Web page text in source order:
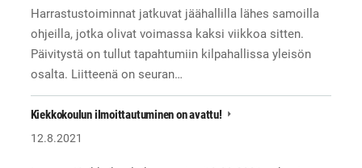
Harrastustoiminnat jatkuvat jäähallilla lähes samoilla
ohjeilla, jotka olivat voimassa kaksi viikkoa sitten.
Päivitystä on tullut tapahtumiin kilpahallissa yleisön
osalta. Liitteenä on seuran…
Kiekkokoulun ilmoittautuminen on avattu!
12.8.2021